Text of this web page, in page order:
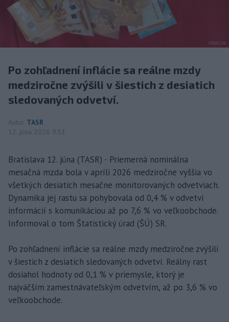
Po zohľadnení inflácie sa reálne mzdy
medziročne zvýšili v šiestich z desiatich
sledovaných odvetví.
Autor TASR
12. júna 2026 9:51
Bratislava 12. júna (TASR) - Priemerná nominálna
mesačná mzda bola v apríli 2026 medziročne vyššia vo
všetkých desiatich mesačne monitorovaných odvetviach.
Dynamika jej rastu sa pohybovala od 0,4 % v odvetví
informácií s komunikáciou až po 7,6 % vo veľkoobchode.
Informoval o tom Štatistický úrad (ŠÚ) SR.
Po zohľadnení inflácie sa reálne mzdy medziročne zvýšili
v šiestich z desiatich sledovaných odvetví. Reálny rast
dosiahol hodnoty od 0,1 % v priemysle, ktorý je
najväčším zamestnávateľským odvetvím, až po 3,6 % vo
veľkoobchode.